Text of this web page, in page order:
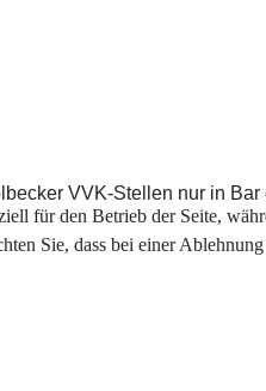
VVK-Stellen nur in Bar
für den Betrieb der Seite,
Sie, dass bei einer